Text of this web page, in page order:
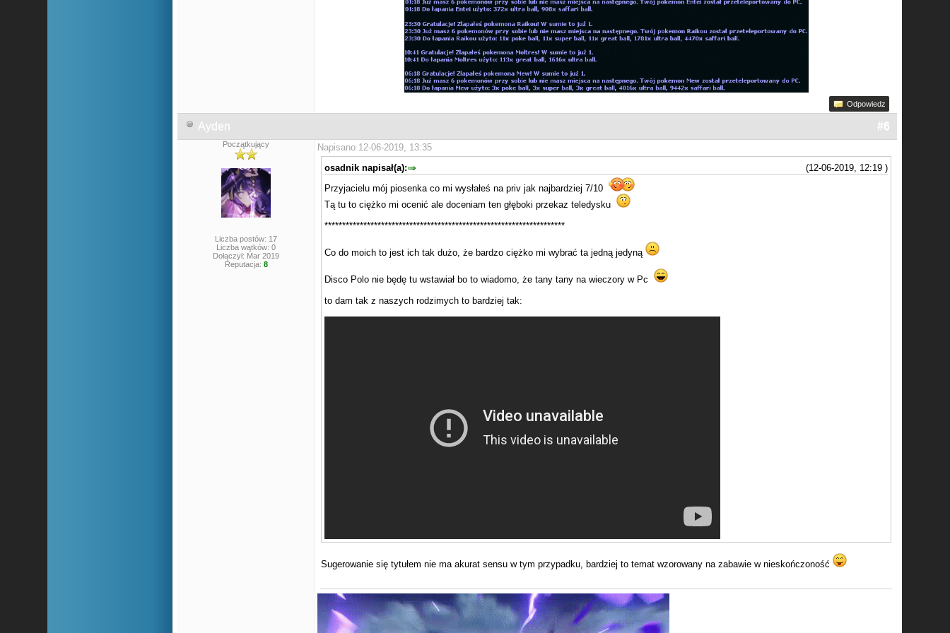
Odpowiedz
Ayden #6
Początkujący
Liczba postów: 17
Liczba wątków: 0
Dołączył: Mar 2019
Reputacja: 8
Napisano 12-06-2019, 13:35
(12-06-2019, 12:19 )
osadnik napisał(a):
Przyjacielu mój piosenka co mi wysłałeś na priv jak najbardziej 7/10
Tą tu to ciężko mi ocenić ale doceniam ten głęboki przekaz teledysku
********************************************************************
Co do moich to jest ich tak dużo, że bardzo ciężko mi wybrać ta jedną jedyną
Disco Polo nie będę tu wstawiał bo to wiadomo, że tany tany na wieczory w Pc
to dam tak z naszych rodzimych to bardziej tak:
Sugerowanie się tytułem nie ma akurat sensu w tym przypadku, bardziej to temat wzorowany na zabawie w nieskończoność